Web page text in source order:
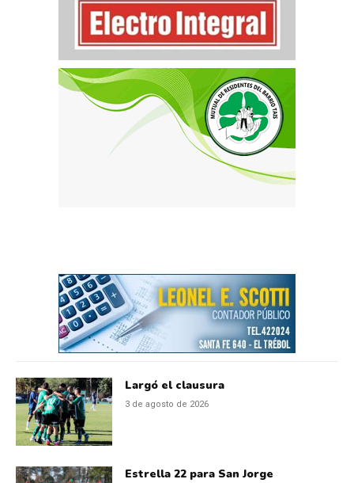
Largó el clausura
3 de agosto de 2026
Estrella 22 para San Jorge